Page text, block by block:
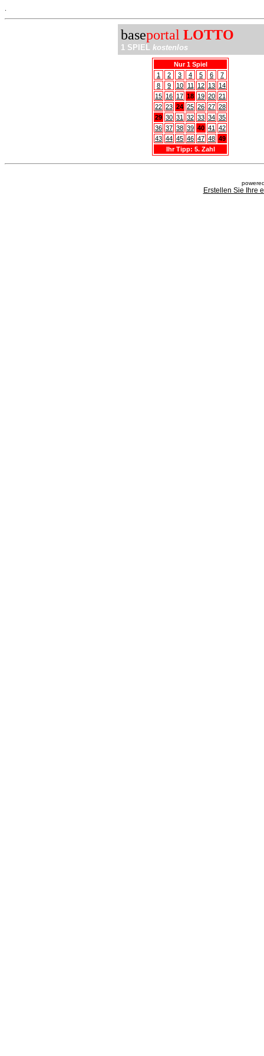
baseportal LOTTO
1 SPIEL kostenlos
Nur 1 Spiel
1
2 3 4 5 6
7
8
9 10 11 12 13 14
15 16 17 18 19 20 21
22 23 24 25 26 27 28
29 30 31 32 33 34 35
36 37 38 39 40 41
42
43 44 45 46 47 48 49
Ihr Tipp: 5. Zahl
Erstellen Sie Ihre